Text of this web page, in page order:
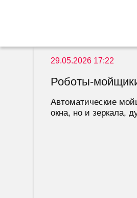
29.05.2026 17:22
Роботы-
Автоматические
окна, но и зеркала,